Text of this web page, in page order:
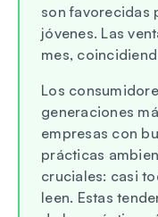
son favorecidas
jóvenes. Las
mes,
Los
generaciones
empresas con
prácticas
cruciales: casi
leen. Estas